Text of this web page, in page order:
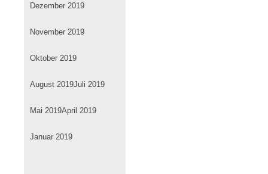
Dezember 2019
November 2019
Oktober 2019
August 2019Juli 2019
Mai 2019April 2019
Januar 2019